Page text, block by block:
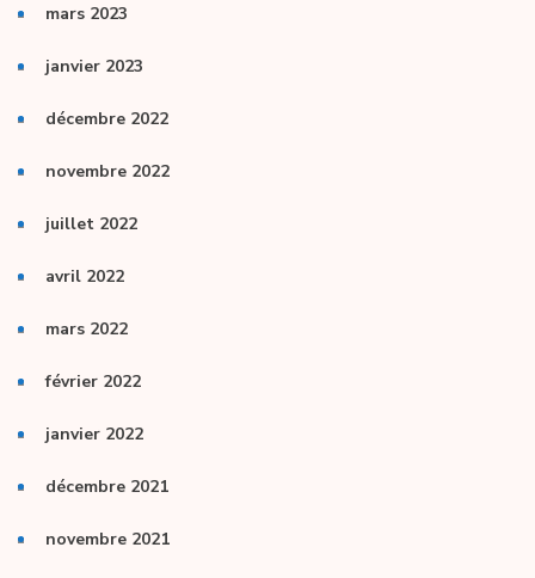
mars 2023
janvier 2023
décembre 2022
novembre 2022
juillet 2022
avril 2022
mars 2022
février 2022
janvier 2022
décembre 2021
novembre 2021